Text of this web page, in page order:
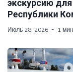
экскурсию
Республики
Июль 28, 2026 1